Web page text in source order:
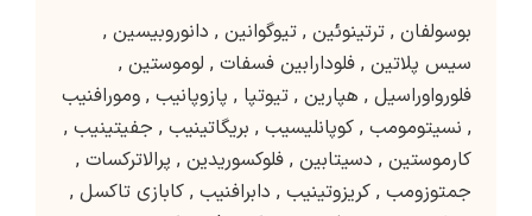
بوسولفان , ترتینوئین , تیوگوانین , دانوروبیسین ,
سیس پلاتین , فلودارابین فسفات , لوموستین ,
فلورواوراسیل , هپارین , تیوتپا , پازوپانیب , ومورافنیب
, نسیتومومب , کوپانلیسیب , بریگاتینیب , جفیتینیب ,
کارموستین , دسیتابین , فلوکسوریدین , پرالاترکسات ,
جمتوزومب , کریزوتینیب , دابرافنیب , کابازی تاکسل ,